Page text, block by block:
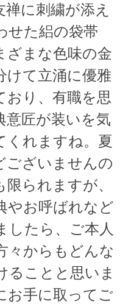
に刺繍が添え
せた絽の袋帯
ざまな色味の金
けて立涌に優雅
おり、有職を思
意匠が装いを気
くれますね。夏
ございませんの
られますが、
やお呼ばれなど
したら、ご本人
々からもどんな
ることと思いま
お手に取ってご